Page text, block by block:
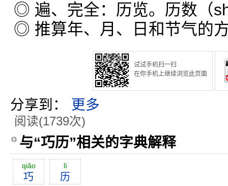
◎ 遍、完全：历览。历数（
◎ 推算年、月、日和节气的
试试手机扫一扫
在你手机上继续浏览此页面
分享到： 更多
阅读(1739次)
与“巧历”相关的字典解释
qiăo
巧
lì
历